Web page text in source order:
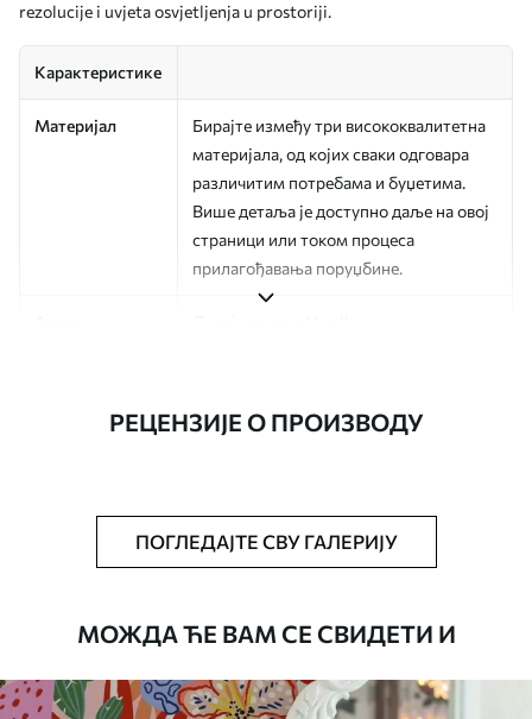
rezolucije i uvjeta osvjetljenja u prostoriji.
Карактеристике
Материјал
Бирајте између три висококвалитетна
материјала, од којих сваки одговара
различитим потребама и буџетима.
Више детаља је доступно даље на овој
страници или током процеса
прилагођавања поруџбине.
Финисхинг Полу-мат.
ширине до 50 цм.
тапете.
сунђером. Позадине са завршном
РЕЦЕНЗИЈЕ О ПРОИЗВОДУ
ПОГЛЕДАЈТЕ СВУ ГАЛЕРИЈУ
МОЖДА ЋЕ ВАМ СЕ СВИДЕТИ И